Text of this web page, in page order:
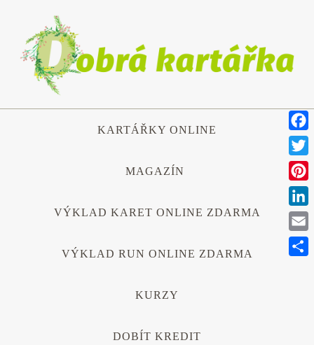
obsah
KARTÁŘKY ONLINE
MAGAZÍN
VÝKLAD KARET ONLINE ZDARMA
VÝKLAD RUN ONLINE ZDARMA
KURZY
DOBÍT KREDIT